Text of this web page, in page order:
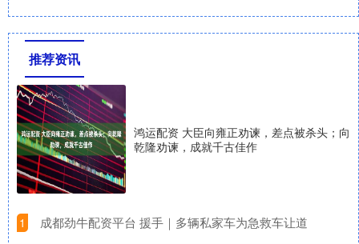
推荐资讯
鸿运配资 大臣向雍正劝谏，差点被杀头；向
乾隆劝谏，成就千古佳作
1 ​成都劲牛配资平台 援手｜多辆私家车为急救车让道